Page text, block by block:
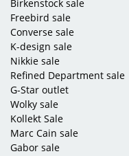
nog op zoek naar een paar heerlijke
aan gaan doen. Kijk dan ook eens
damesschoenen.
Zoek makkelijk op merk, maat,
schoenen in jouw maat.
Birkenstock sale
Freebird sale
Converse sale
K-design sale
Nikkie sale
Refined Department sale
G-Star outlet
Wolky sale
Kollekt Sale
Marc Cain sale
Gabor sale